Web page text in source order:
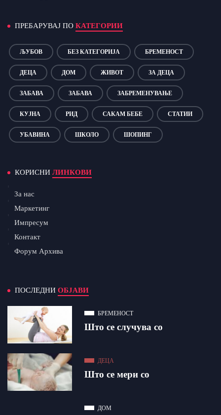
ПРЕБАРУВАЈ ПО КАТЕГОРИИ
ЉУБОВ БЕЗ КАТЕГОРИЈА БРЕМЕНОСТ
ДЕЦА ДОМ ЖИВОТ ЗА ДЕЦА
ЗАБАВА ЗАБАВА ЗАБРЕМЕНУВАЊЕ
КУЈНА РИД САКАМ БЕБЕ СТАТИИ
УБАВИНА ШКОЛО ШОПИНГ
КОРИСНИ ЛИНКОВИ
За нас
Маркетинг
Импресум
Контакт
Форум Архива
ПОСЛЕДНИ ОБЈАВИ
БРЕМЕНОСТ
Што се случува со
ДЕЦА
Што се мери со
ДОМ